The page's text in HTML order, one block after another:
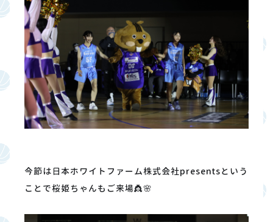
今節は日本ホワイトファーム株式会社presentsという
ことで桜姫ちゃんもご来場👸🌸